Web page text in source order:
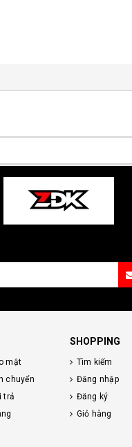
mật
chuyển
trả
SHOPPING
Tìm kiếm
Đăng nhập
Đăng ký
Giỏ hàng